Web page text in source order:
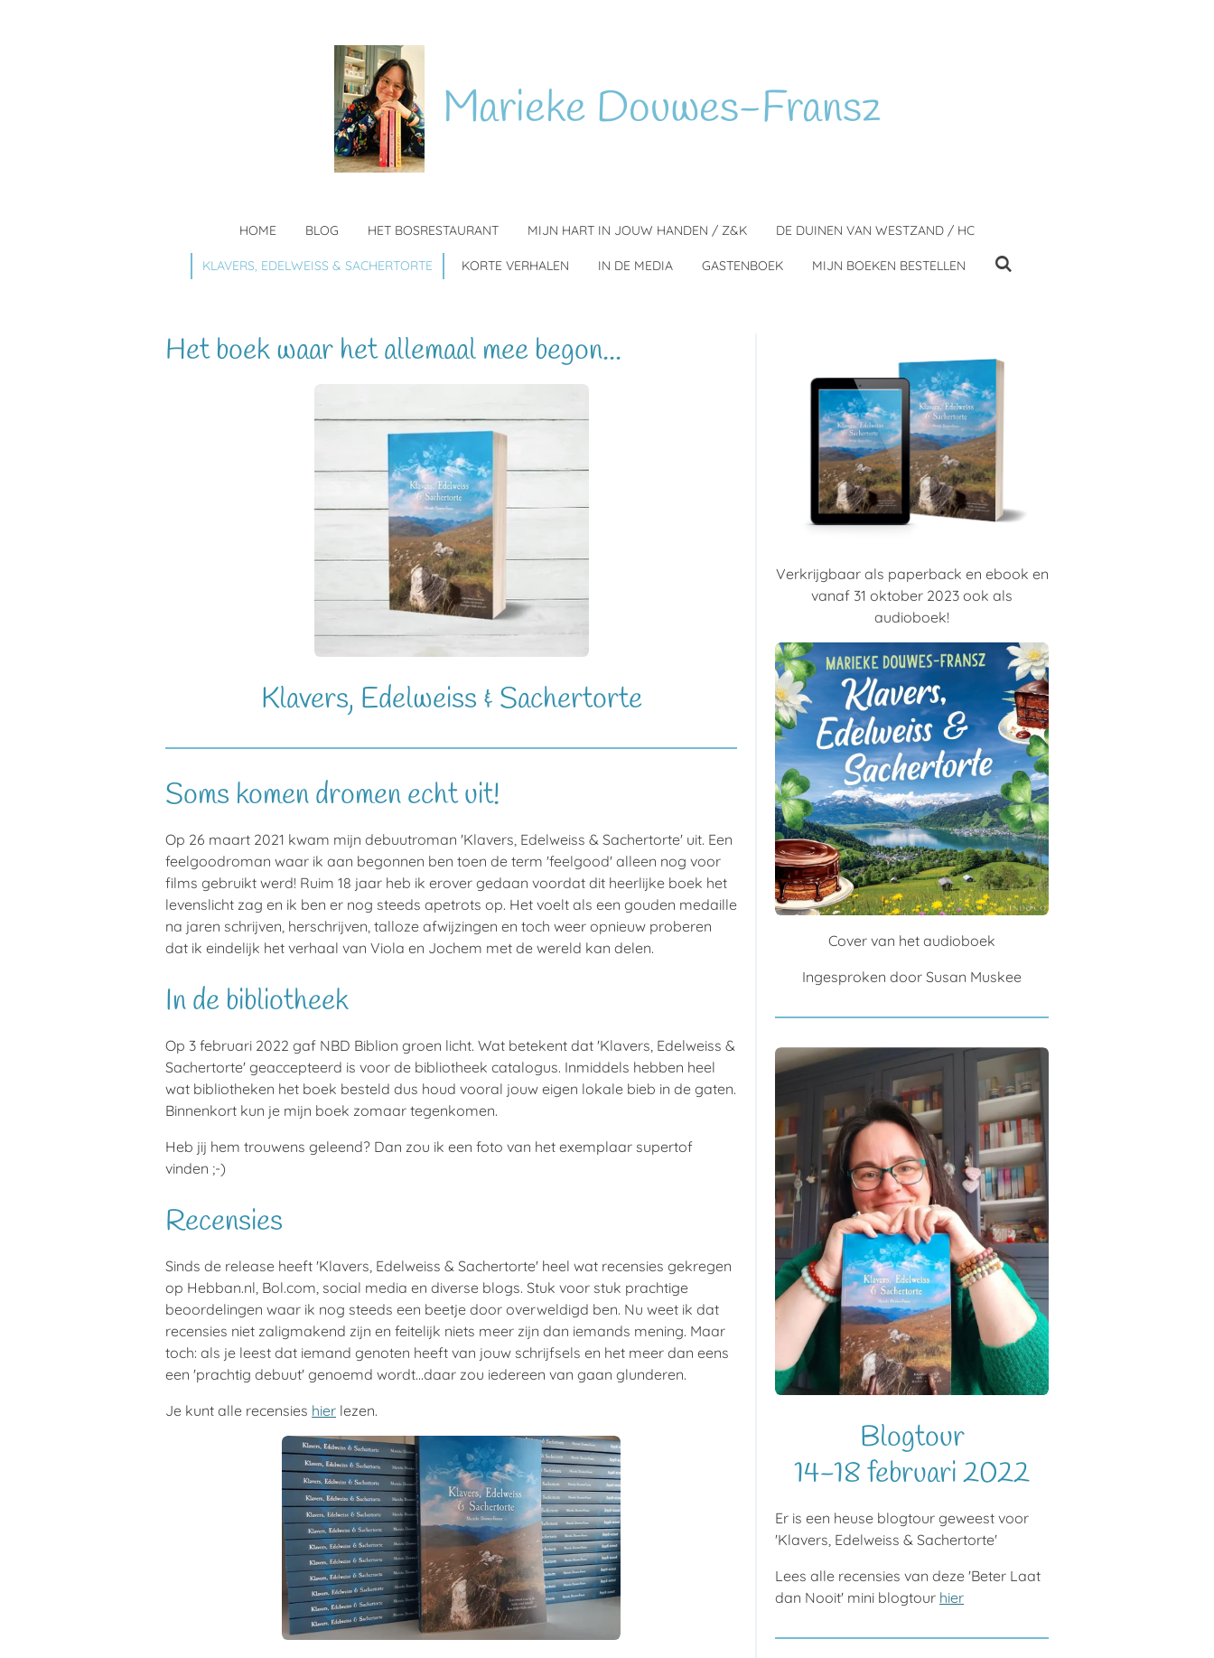
Marieke Douwes-Fransz
HOME BLOG HET BOSRESTAURANT MIJN HART IN JOUW HANDEN / Z&K DE DUINEN VAN WESTZAND / HC
KLAVERS, EDELWEISS & SACHERTORTE KORTE VERHALEN IN DE MEDIA GASTENBOEK MIJN BOEKEN BESTELLEN
Het boek waar het allemaal mee begon...
Klavers, Edelweiss & Sachertorte
Soms komen dromen echt uit!
Op 26 maart 2021 kwam mijn debuutroman 'Klavers, Edelweiss & Sachertorte' uit. Een
feelgoodroman waar ik aan begonnen ben toen de term 'feelgood' alleen nog voor
films gebruikt werd! Ruim 18 jaar heb ik erover gedaan voordat dit heerlijke boek het
levenslicht zag en ik ben er nog steeds apetrots op. Het voelt als een gouden medaille
na jaren schrijven, herschrijven, talloze afwijzingen en toch weer opnieuw proberen
dat ik eindelijk het verhaal van Viola en Jochem met de wereld kan delen.
In de bibliotheek
Op 3 februari 2022 gaf NBD Biblion groen licht. Wat betekent dat 'Klavers, Edelweiss &
Sachertorte' geaccepteerd is voor de bibliotheek catalogus. Inmiddels hebben heel
wat bibliotheken het boek besteld dus houd vooral jouw eigen lokale bieb in de gaten.
Binnenkort kun je mijn boek zomaar tegenkomen.
Heb jij hem trouwens geleend? Dan zou ik een foto van het exemplaar supertof
vinden ;-)
Recensies
Sinds de release heeft 'Klavers, Edelweiss & Sachertorte' heel wat recensies gekregen
op Hebban.nl, Bol.com, social media en diverse blogs. Stuk voor stuk prachtige
beoordelingen waar ik nog steeds een beetje door overweldigd ben. Nu weet ik dat
recensies niet zaligmakend zijn en feitelijk niets meer zijn dan iemands mening. Maar
toch: als je leest dat iemand genoten heeft van jouw schrijfsels en het meer dan eens
een 'prachtig debuut' genoemd wordt...daar zou iedereen van gaan glunderen.
Je kunt alle recensies hier lezen.
Verkrijgbaar als paperback en ebook en
vanaf 31 oktober 2023 ook als
audioboek!
Cover van het audioboek
Ingesproken door Susan Muskee
Blogtour
14-18 februari 2022
Er is een heuse blogtour geweest voor
'Klavers, Edelweiss & Sachertorte'
Lees alle recensies van deze 'Beter Laat
dan Nooit' mini blogtour hier